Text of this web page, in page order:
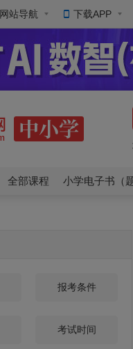
网站导航 下载APP
全部课程 小学电子书（
报考条件
考试时间